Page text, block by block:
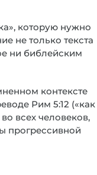
которую нужно
не только текста
ни библейским
контексте
Рим 5:12 («как
всех человеков,
прогрессивной